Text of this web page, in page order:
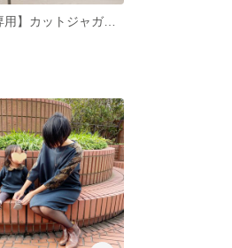
【nori様専用】カットジャガードが際立つウールライクワンピース